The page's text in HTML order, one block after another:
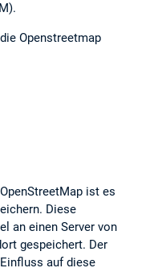
Openstreetmap
ist es
Diese
an einen Server von
gespeichert. Der
auf diese